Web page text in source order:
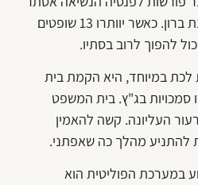
חיות וחברתה, השופטת ענת ברון. כאשר יוותרו 13 שופטים
במיוחד, היא הקמת בית
סמכויות בג"ץ. בית המשפט
העליונה. קשה להאמין
להתניע מהלך כה שאפתני.
במערכת הפוליטית הוא